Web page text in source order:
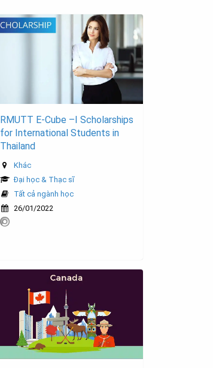
RMUTT E-Cube –I Scholarships
for International Students in
Thailand
Khác
Đại học & Thạc sĩ
Tất cả ngành học
26/01/2022